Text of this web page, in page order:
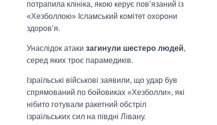
потрапила клініка, якою керує пов’язаний із
«Хезболлою» Ісламський комітет охорони
здоров’я.
Унаслідок атаки загинули шестеро людей,
серед яких троє парамедиків.
Ізраїльські військові заявили, що удар був
спрямований по бойовиках «Хезболли», які
нібито готували ракетний обстріл
ізраїльських сил на півдні Лівану.